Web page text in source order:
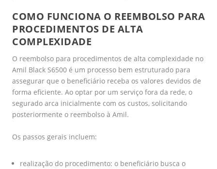
COMO FUNCIONA O REEMBOLSO PARA
PROCEDIMENTOS DE ALTA
COMPLEXIDADE
O reembolso para procedimentos de alta complexidade no
Amil Black S6500 é um processo bem estruturado para
assegurar que o beneficiário receba os valores devidos de
forma eficiente. Ao optar por um serviço fora da rede, o
segurado arca inicialmente com os custos, solicitando
posteriormente o reembolso à Amil.
Os passos gerais incluem:
realização do procedimento: o beneficiário busca o